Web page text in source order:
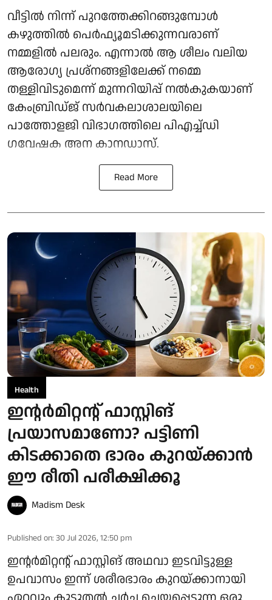
വീട്ടിൽ നിന്ന് പുറത്തേക്കിറങ്ങുമ്പോൾ
കഴുത്തിൽ പെർഫ്യൂമടിക്കുന്നവരാണ്
നമ്മളിൽ പലരും. എന്നാൽ ആ ശീലം വലിയ
ആരോ​ഗ്യ പ്രശ്നങ്ങളിലേക്ക് നമ്മെ
തള്ളിവിടുമെന്ന് മുന്നറിയിപ്പ് നൽകുകയാണ്
കേംബ്രിഡ്ജ് സർവകലാശാലയിലെ
പാത്തോളജി വിഭാഗത്തിലെ പിഎച്ച്ഡി
ഗവേഷക അന കാനഡാസ്.
Read More
Health
ഇന്റര്‍മിറ്റന്റ് ഫാസ്റ്റിങ്
പ്രയാസമാണോ? പട്ടിണി
കിടക്കാതെ ഭാരം കുറയ്ക്കാന്‍
ഈ രീതി പരീക്ഷിക്കൂ
Madism Desk
Published on: 30 Jul 2026, 12:50 pm
ഇന്റര്‍മിറ്റന്റ് ഫാസ്റ്റിങ് അഥവാ ഇടവിട്ടുള്ള
ഉപവാസം ഇന്ന് ശരീരഭാരം കുറയ്ക്കാനായി